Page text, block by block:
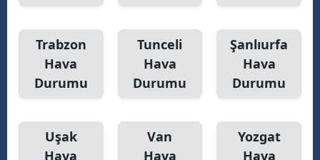
Trabzon
Hava
Durumu
Tunceli
Hava
Durumu
Şanlıurfa
Hava
Durumu
Uşak
Hava
Van
Hava
Yozgat
Hava